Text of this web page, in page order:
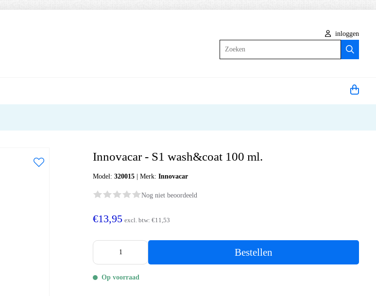
inloggen
Innovacar - S1 wash&coat 100 ml.
Model:320015 |Merk:Innovacar
Nog niet beoordeeld
€13,95 excl. btw:€11,53
Bestellen
Op voorraad